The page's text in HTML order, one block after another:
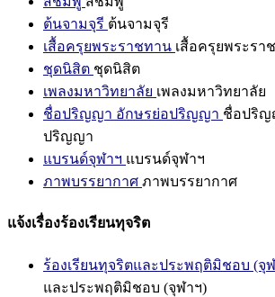
ต้นจามจุรี ต้นจามจุรี
เสื้อครุยพระราชทาน เสื้อครุยพระรา
ชุดนิสิต ชุดนิสิต
เพลงมหาวิทยาลัย เพลงมหาวิทยาลัย
ชื่อปริญญา อักษรย่อปริญญา ชื่อปริญ
ปริญญา
แบรนด์จุฬาฯ แบรนด์จุฬาฯ
ภาพบรรยากาศ ภาพบรรยากาศ
แจ้งเรื่องร้องเรียนทุจริต
ร้องเรียนทุจริตและประพฤติมิชอบ (จุ
และประพฤติมิชอบ (จุฬาฯ)